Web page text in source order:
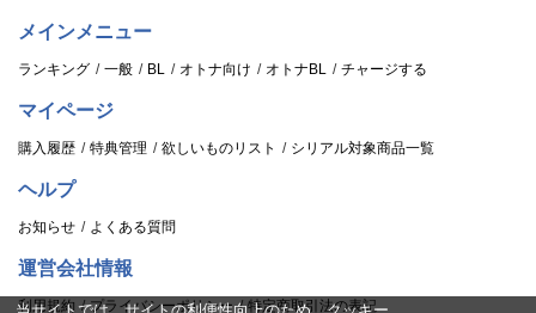
メインメニュー
ランキング 一般 BL オトナ向け オトナBL チャージする
マイページ
購入履歴 特典管理 欲しいものリスト シリアル対象商品一覧
ヘルプ
お知らせ よくある質問
運営会社情報
利用規約 プライバシーポリシー 特定商取引法の表記